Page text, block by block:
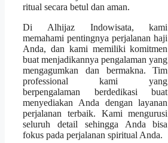
ritual secara betul dan aman.
Di Alhijaz Indowisata, kami
memahami pentingnya perjalanan haji
Anda, dan kami memiliki komitmen
buat menjadikannya pengalaman yang
mengagumkan dan bermakna. Tim
professional kami yang
berpengalaman berdedikasi buat
menyediakan Anda dengan layanan
perjalanan terbaik. Kami mengurusi
seluruh detail sehingga Anda bisa
fokus pada perjalanan spiritual Anda.